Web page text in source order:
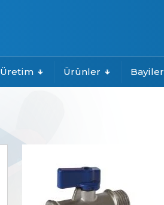
Üretim Ürünler Bayiler